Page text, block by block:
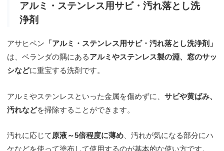
アルミ・ステンレス用サビ・汚れ落とし洗
浄剤
アサヒペン 「アルミ・ステンレス用サビ・汚れ落とし洗浄剤」
は、ベランダの隅にあるアルミやステンレス製の淵、窓のサッ
シなどに重宝する洗剤です。
アルミやステンレスといった金属を傷めずに、 サビや黄ばみ、
汚れなどを掃除することができます。
汚れに応じて 原液～5倍程度に薄め、汚れが気になる部分にハ
ケなどを使って塗布して使用するのが基本的な使い方です。